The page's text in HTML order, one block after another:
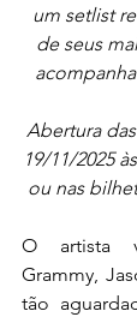
um setlist
de seus
Abertura
19/11/2025
ou nas
O artista
Grammy,
tão